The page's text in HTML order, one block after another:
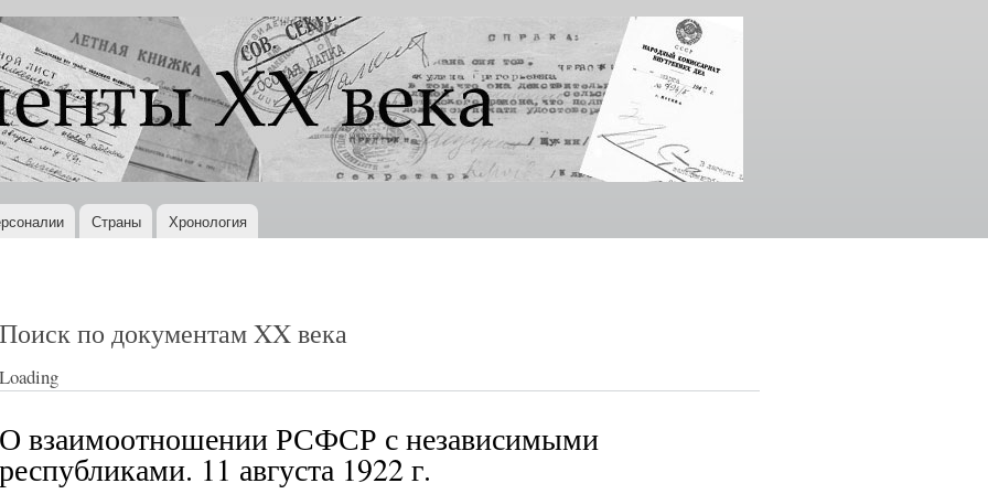
Перейти к
основному
содержанию
Страны Хронология
Поиск по документам XX века
Loading
О взаимоотношении РСФСР с независимыми
республиками. 11 августа 1922 г.